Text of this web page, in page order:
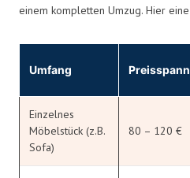
einem kompletten Umzug. Hier
Umfang
Einzelnes
Möbelstück (z.B.
Sofa)
80 – 120 €